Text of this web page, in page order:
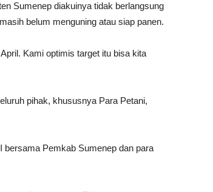
Sumenep diakuinya tidak berlangsung
belum menguning atau siap panen.
Kami optimis target itu bisa kita
pihak, khususnya Para Petani,
bersama Pemkab Sumenep dan para